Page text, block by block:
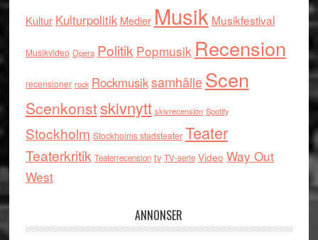
Kultur Kulturpolitik Medier Musik Musikfestival
Musikvideo Opera Politik Popmusik Recension
recensioner rock RockmusiksamhälleScen
Scenkonstskivnytt skivrecension Spotify
Stockholm Stockholms stadsteater Teater
Teaterkritik Teaterrecension tv TV-serie Video Way Out
West
ANNONSER